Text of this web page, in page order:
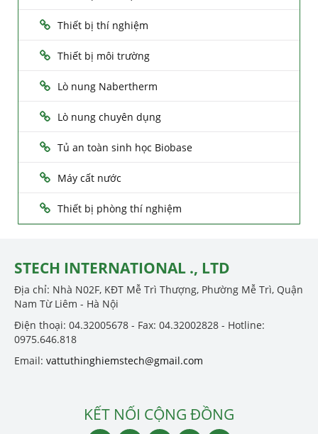
Thiết bị thí nghiệm
Thiết bị môi trường
Lò nung Nabertherm
Lò nung chuyên dụng
Tủ an toàn sinh học Biobase
Máy cất nước
Thiết bị phòng thí nghiệm
STECH INTERNATIONAL ., LTD
Địa chỉ: Nhà N02F, KĐT Mễ Trì Thượng, Phường Mễ Trì, Quận
Nam Từ Liêm - Hà Nội
Điện thoại: 04.32005678 - Fax: 04.32002828 - Hotline:
0975.646.818
Email: vattuthinghiemstech@gmail.com
KẾT NỐI CỘNG ĐỒNG